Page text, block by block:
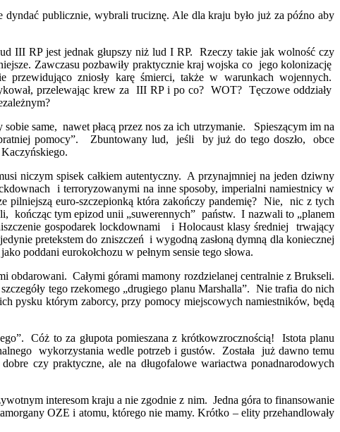
publicznie, wybrali truciznę. Ale dla kraju było już za późno aby
III RP jest jednak głupszy niż lud I RP. Rzeczy takie jak wolność czy
Zawczasu pozbawiły praktycznie kraj wojska co jego kolonizację
zniosły karę śmierci, także w warunkach wojennych.
przelewając krew za III RP i po co? WOT? Tęczowe oddziały
same, nawet płacą przez nos za ich utrzymanie. Spieszącym im na
pomocy”. Zbuntowany lud, jeśli by już do tego doszło, obce
niczym spisek całkiem autentyczny. A przynajmniej na jeden dziwny
i terroryzowanymi na inne sposoby, imperialni namiestnicy w
euro-szczepionką która zakończy pandemię? Nie, nic z tych
kończąc tym epizod unii „suwerennych” państw. I nazwali to „planem
gospodarek lockdownami i Holocaust klasy średniej trwający
pretekstem do zniszczeń i wygodną zasłoną dymną dla koniecznej
poddani eurokołchozu w pełnym sensie tego słowa.
obdarowani. Całymi górami mamony rozdzielanej centralnie z Brukseli.
tego rzekomego „drugiego planu Marshalla”. Nie trafia do nich
pysku którym zaborcy, przy pomocy miejscowych namiestników, będą
Cóż to za głupota pomieszana z krótkowzrocznością! Istota planu
wykorzystania wedle potrzeb i gustów. Została już dawno temu
czy praktyczne, ale na długofalowe wariactwa ponadnarodowych
interesom kraju a nie zgodnie z nim. Jedna góra to finansowanie
OZE i atomu, którego nie mamy. Krótko – elity przehandlowały